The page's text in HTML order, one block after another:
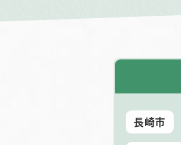
長崎市